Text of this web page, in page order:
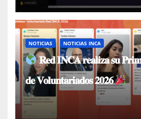
NOTICIAS NOTICIAS INCA
𝐑𝐞𝐝 𝐈𝐍𝐂𝐀 𝐫𝐞𝐚𝐥𝐢𝐳𝐚 𝐬𝐮
𝐝𝐞 𝐕𝐨𝐥𝐮𝐧𝐭𝐚𝐫𝐢𝐚𝐝𝐨𝐬 𝟐𝟎𝟐𝟔